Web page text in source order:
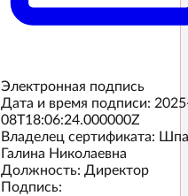
Электронная подпись
Дата и время подписи:
08T18:06:24.000000Z
Владелец сертификата:
Галина Николаевна
Должность: Директор
Подпись: